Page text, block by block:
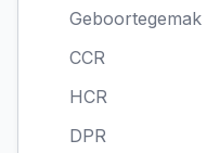
Geboortegemak
CCR
HCR
DPR